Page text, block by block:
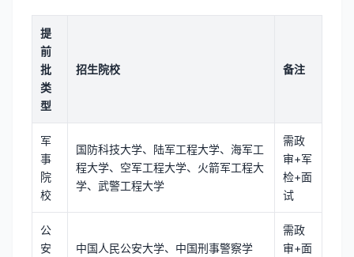
提
前
批
类
型
招生院校 备注
军
事
院
校
国防科技大学、陆军工程大学、海军工
程大学、空军工程大学、火箭军工程大
学、武警工程大学
需政
审+军
检+面
试
公
安
中国人民公安大学、中国刑事警察学
需政
审+面